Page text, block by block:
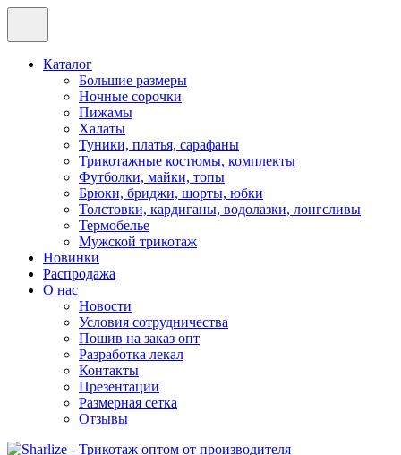
Каталог
Большие размеры
Ночные сорочки
Пижамы
Халаты
Туники, платья, сарафаны
Трикотажные костюмы, комплекты
Футболки, майки, топы
Брюки, бриджи, шорты, юбки
Толстовки, кардиганы, водолазки, лонгсливы
Термобелье
Мужской трикотаж
Новинки
Распродажа
О нас
Новости
Условия сотрудничества
Пошив на заказ опт
Разработка лекал
Контакты
Презентации
Размерная сетка
Отзывы